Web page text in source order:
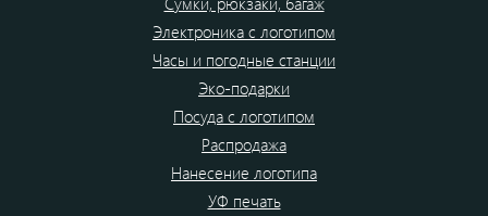
Электроника с логотипом
Часы и погодные станции
Эко-подарки
Посуда с логотипом
Распродажа
Нанесение логотипа
УФ печать